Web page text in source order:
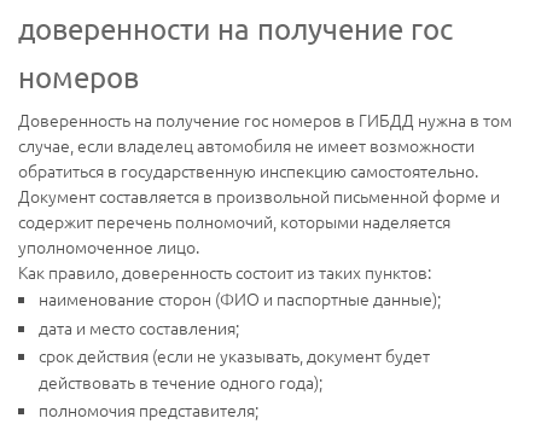
доверенности на получение гос
номеров
Доверенность на получение гос номеров в ГИБДД нужна в том
случае, если владелец автомобиля не имеет возможности
обратиться в государственную инспекцию самостоятельно.
Документ составляется в произвольной письменной форме и
содержит перечень полномочий, которыми наделяется
уполномоченное лицо.
Как правило, доверенность состоит из таких пунктов:
наименование сторон (ФИО и паспортные данные);
дата и место составления;
срок действия (если не указывать, документ будет
действовать в течение одного года);
полномочия представителя;